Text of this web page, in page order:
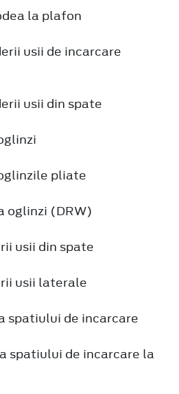
la plafon
usii de incarcare
usii din spate
pliate
oglinzi (DRW)
usii din spate
usii laterale
spatiului de incarcare
spatiului de incarcare la